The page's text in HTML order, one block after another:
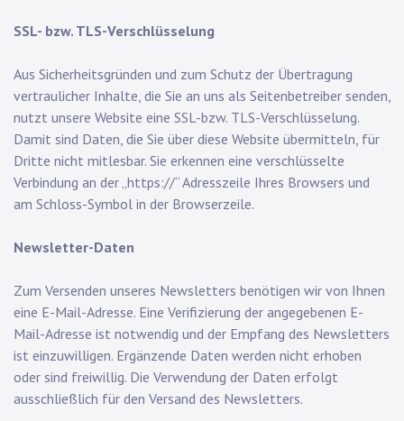
SSL- bzw. TLS-Verschlüsselung
Aus Sicherheitsgründen und zum Schutz der Übertragung
vertraulicher Inhalte, die Sie an uns als Seitenbetreiber senden,
nutzt unsere Website eine SSL-bzw. TLS-Verschlüsselung.
Damit sind Daten, die Sie über diese Website übermitteln, für
Dritte nicht mitlesbar. Sie erkennen eine verschlüsselte
Verbindung an der „https://“ Adresszeile Ihres Browsers und
am Schloss-Symbol in der Browserzeile.
Newsletter-Daten
Zum Versenden unseres Newsletters benötigen wir von Ihnen
eine E-Mail-Adresse. Eine Verifizierung der angegebenen E-
Mail-Adresse ist notwendig und der Empfang des Newsletters
ist einzuwilligen. Ergänzende Daten werden nicht erhoben
oder sind freiwillig. Die Verwendung der Daten erfolgt
ausschließlich für den Versand des Newsletters.